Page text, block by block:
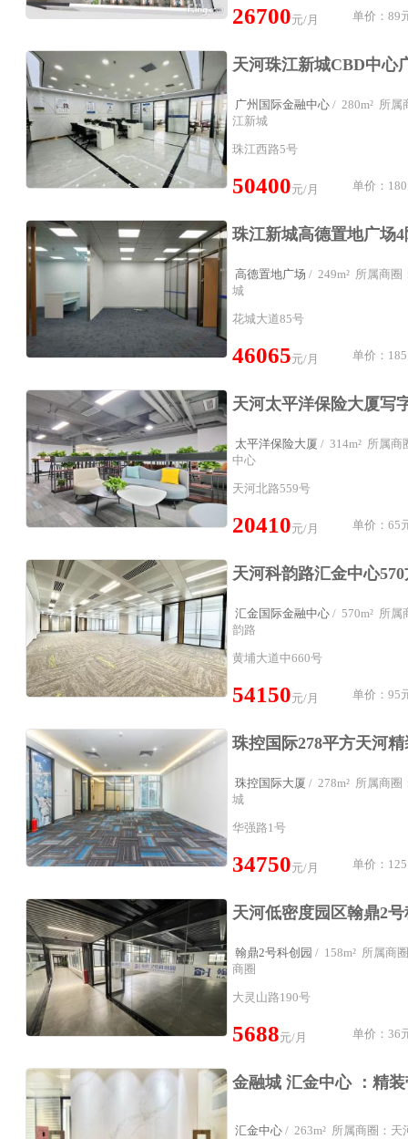
26700元/月 单价：89
广州国际金融中心 / 280m² 所属
江新城
珠江西路5号
50400元/月 单价：180
高德置地广场 / 249m² 所属商圈
城
花城大道85号
46065元/月 单价：185
太平洋保险大厦 / 314m² 所属商
中心
天河北路559号
20410元/月 单价：65
汇金国际金融中心 / 570m² 所属
韵路
黄埔大道中660号
54150元/月 单价：95
珠控国际大厦 / 278m² 所属商圈
城
华强路1号
34750元/月 单价：125
翰鼎2号科创园 / 158m² 所属商
商圈
大灵山路190号
5688元/月 单价：36
汇金中心 / 263m² 所属商圈：天